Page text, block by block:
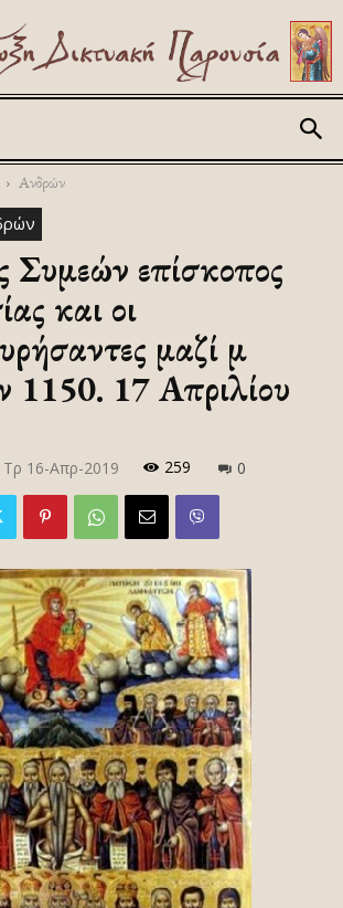
Ανδρών
Συμεών επίσκοπος
και οι
μαζί μ
1150. 17 Απριλίου
Τρ 16-Απρ-2019 259 0